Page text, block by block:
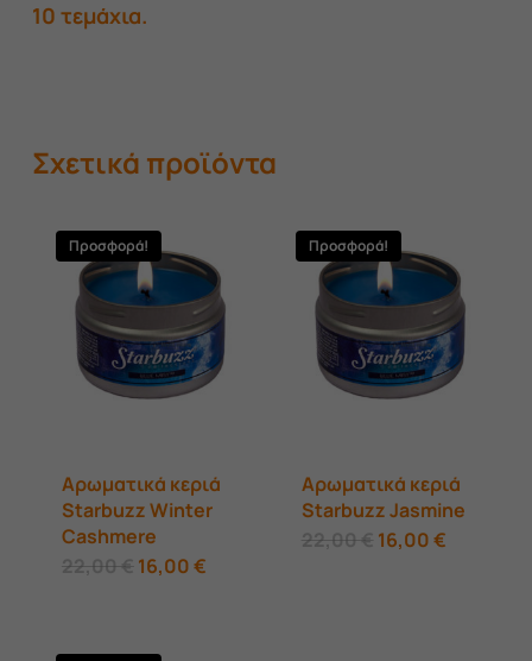
10 τεμάχια.
Σχετικά προϊόντα
Προσφορά!
Αρωματικά κεριά
Starbuzz Winter
Cashmere
22,00€ Original
price
16,00€Η
Προσφορά!
Αρωματικά κεριά
Starbuzz Jasmine
22,00€ Original
price
16,00€Η